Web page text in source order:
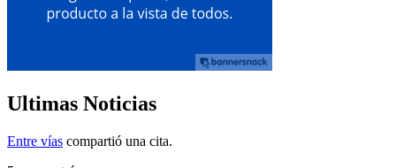
Ultimas Noticias
Entre vías compartió una cita.